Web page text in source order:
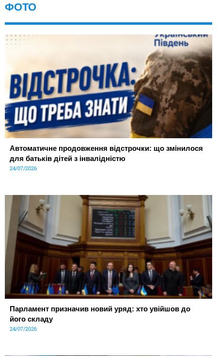
ФОТО
Автоматичне продовження відстрочки: що змінилося
для батьків дітей з інвалідністю
24/07/2026
Парламент призначив новий уряд: хто увійшов до
його складу
24/07/2026